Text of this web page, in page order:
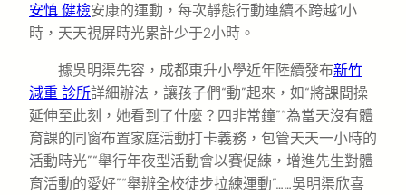
安慎 健檢安康的運動，每次靜態行動連續不跨越1小
時，天天視屏時光累計少于2小時。
據吳明渠先容，成都東升小學近年陸續發布新竹
減重 診所詳細辦法，讓孩子們“動”起來，如“將課間操
延伸至此刻，她看到了什麼？四非常鐘”“為當天沒有體
育課的同窗布置家庭活動打卡義務，包管天天一小時的
活動時光”“舉行年夜型活動會以賽促練，增進先生對體
育活動的愛好”“舉辦全校徒步拉練運動”……吳明渠欣喜